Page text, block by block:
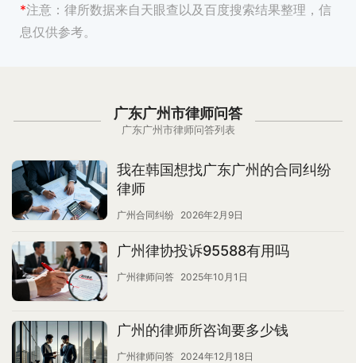
*注意： 律所数据来自天眼查以及百度搜索结果整理，信
息仅供参考。
广东广州市律师问答
广东广州市律师问答列表
我在韩国想找广东广州的合同纠纷
律师
广州合同纠纷 2026年2月9日
广州律协投诉95588有用吗
广州律师问答 2025年10月1日
广州的律师所咨询要多少钱
广州律师问答 2024年12月18日